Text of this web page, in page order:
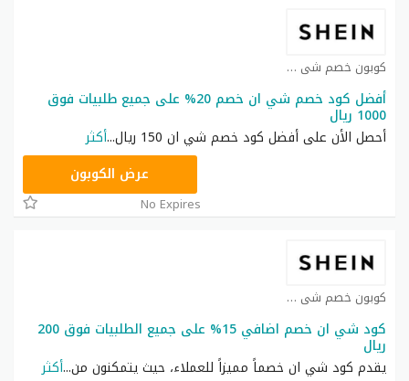
كوبون خصم شي ان كوبون
أفضل كود خصم شي ان خصم 20% على جميع طلبيات فوق
1000 ريال
أحصل الأن على أفضل كود خصم شي ان 150 ريال
...أكثر
عرض الكوبون
No Expires
كوبون خصم شي ان كوبون
كود شي ان خصم اضافي 15% على جميع الطلبيات فوق 200
ريال
يقدم كود شي ان خصماً مميزاً للعملاء، حيث يتمكنون من...أكثر